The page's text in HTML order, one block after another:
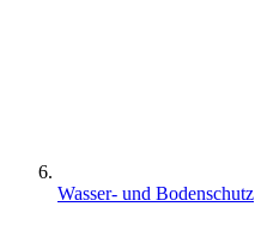
Wasser- und Bodenschutz